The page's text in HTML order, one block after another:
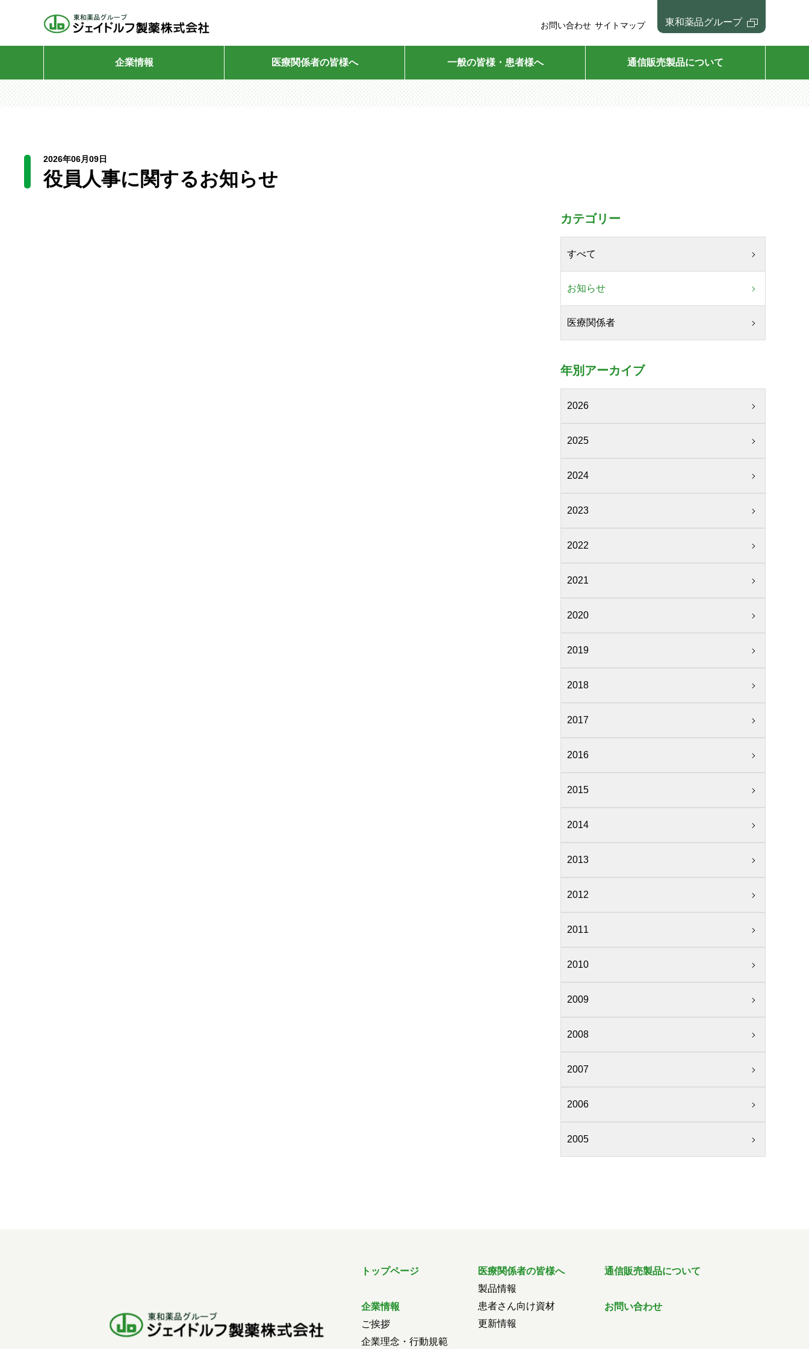
お問い合わせ サイトマップ 東和薬品グループ
企業情報 医療関係者の皆様へ 一般の皆様・患者様へ 通信販売製品について
2026年06月09日
役員人事に関するお知らせ
カテゴリー
すべて
お知らせ
医療関係者
年別アーカイブ
2026
2025
2024
2023
2022
2021
2020
2019
2018
2017
2016
2015
2014
2013
2012
2011
2010
2009
2008
2007
2006
2005
トップページ
企業情報
ご挨拶
企業理念・行動規範
医療関係者の皆様へ
製品情報
患者さん向け資材
更新情報
通信販売製品について
お問い合わせ